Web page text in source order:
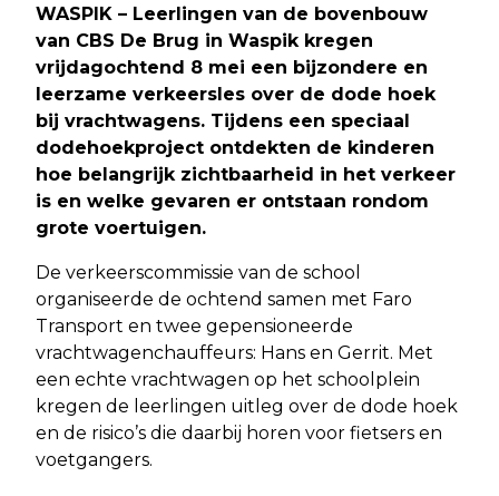
WASPIK – Leerlingen van de bovenbouw
van CBS De Brug in Waspik kregen
vrijdagochtend 8 mei een bijzondere en
leerzame verkeersles over de dode hoek
bij vrachtwagens. Tijdens een speciaal
dodehoekproject ontdekten de kinderen
hoe belangrijk zichtbaarheid in het verkeer
is en welke gevaren er ontstaan rondom
grote voertuigen.
De verkeerscommissie van de school
organiseerde de ochtend samen met Faro
Transport en twee gepensioneerde
vrachtwagenchauffeurs: Hans en Gerrit. Met
een echte vrachtwagen op het schoolplein
kregen de leerlingen uitleg over de dode hoek
en de risico’s die daarbij horen voor fietsers en
voetgangers.